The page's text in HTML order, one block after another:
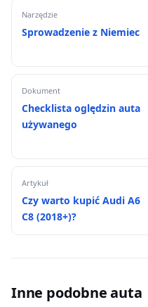
Narzędzie
Sprowadzenie z Niemiec
Dokument
Checklista oględzin auta
używanego
Artykuł
Czy warto kupić Audi A6
C8 (2018+)?
Inne podobne auta